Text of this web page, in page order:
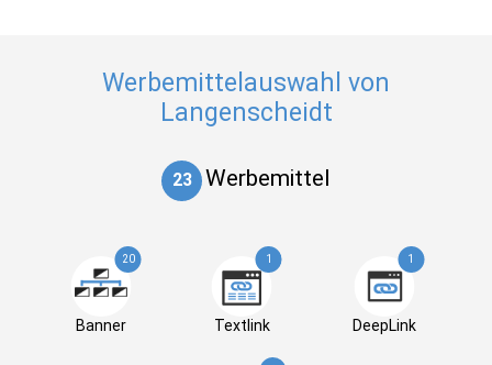
Werbemittelauswahl von
Langenscheidt
23 Werbemittel
20
Banner
1
Textlink
1
DeepLink